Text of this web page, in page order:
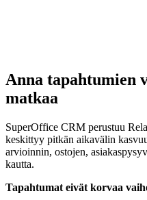
Anna tapahtumien
matkaa
SuperOffice CRM perustuu
keskittyy pitkän aikavälin
arvioinnin, ostojen,
kautta.
Tapahtumat eivät korvaa